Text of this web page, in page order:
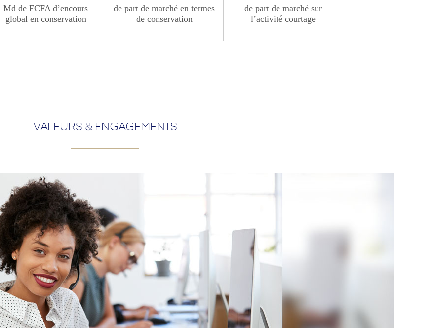
Md de FCFA d’encours
global en conservation
de part de marché en termes
de conservation
de part de marché sur
l’activité courtage
VALEURS & ENGAGEMENTS